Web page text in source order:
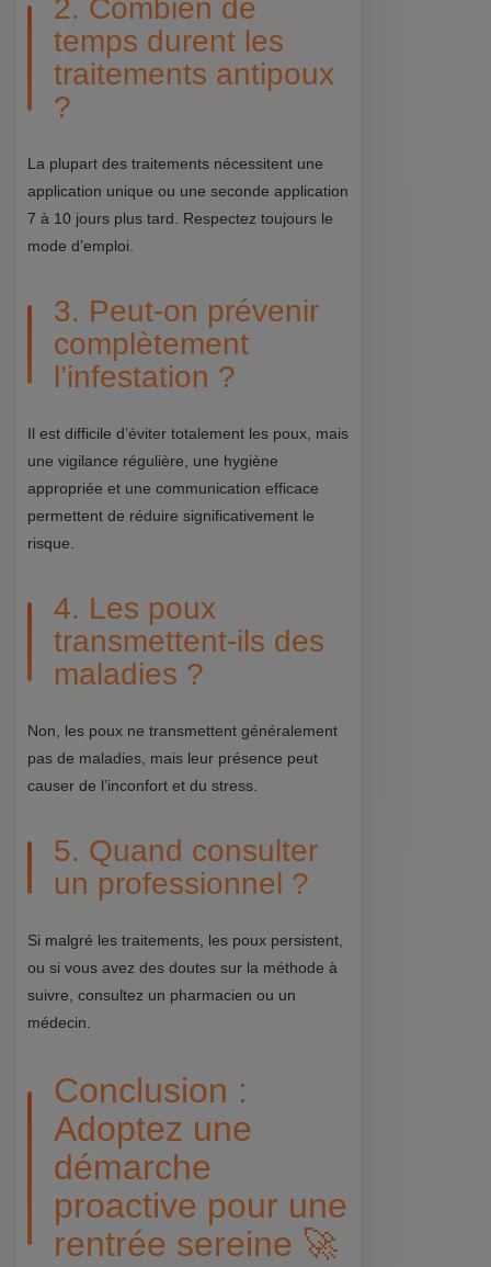
2. Combien de
temps durent les
traitements antipoux
?
La plupart des traitements nécessitent une
application unique ou une seconde application
7 à 10 jours plus tard. Respectez toujours le
mode d’emploi.
3. Peut-on prévenir
complètement
l’infestation ?
Il est difficile d’éviter totalement les poux, mais
une vigilance régulière, une hygiène
appropriée et une communication efficace
permettent de réduire significativement le
risque.
4. Les poux
transmettent-ils des
maladies ?
Non, les poux ne transmettent généralement
pas de maladies, mais leur présence peut
causer de l’inconfort et du stress.
5. Quand consulter
un professionnel ?
Si malgré les traitements, les poux persistent,
ou si vous avez des doutes sur la méthode à
suivre, consultez un pharmacien ou un
médecin.
Conclusion :
Adoptez une
démarche
proactive pour une
rentrée sereine 🚀